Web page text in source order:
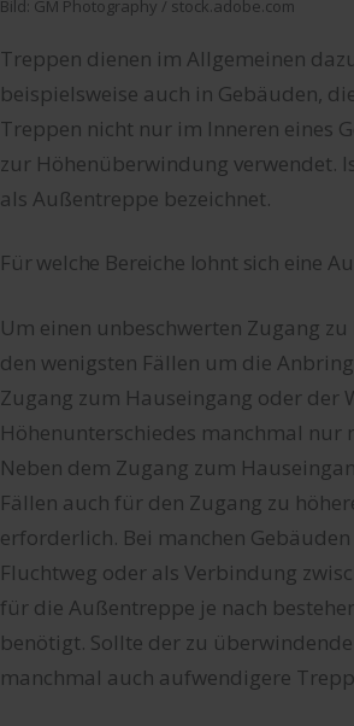
Bild: GM Photography / stock.adobe.com
Treppen dienen im Allgemeinen
beispielsweise auch in Gebäuden,
Treppen nicht nur im Inneren eines
zur Höhenüberwindung verwendet.
als Außentreppe bezeichnet.
Für welche Bereiche lohnt sich eine
Um einen unbeschwerten Zugang
den wenigsten Fällen um die
Zugang zum Hauseingang oder der
Höhenunterschiedes manchmal
Neben dem Zugang zum
Fällen auch für den Zugang zu
erforderlich. Bei manchen
Fluchtweg oder als Verbindung
für die Außentreppe je nach
benötigt. Sollte der zu
manchmal auch aufwendigere